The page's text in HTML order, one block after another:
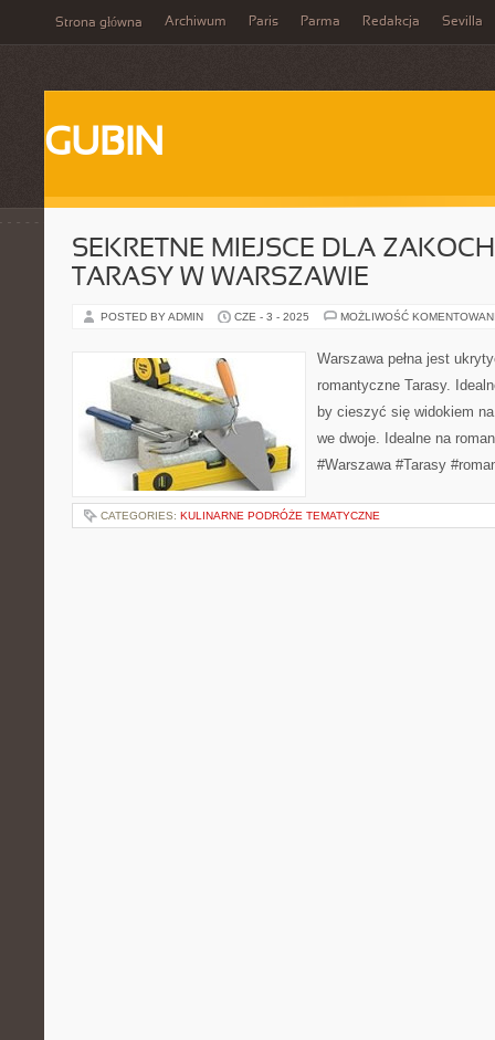
Strona główna Archiwum Paris Parma Redakcja Sevilla
GUBIN
SEKRETNE MIEJSCE DLA
TARASY W WARSZAWIE
POSTED BY ADMIN CZE - 3 - 2025 MOŻLIWOŚĆ
Warszawa pełna jest
romantyczne Tarasy.
by cieszyć się widokiem
we dwoje. Idealne na
#Warszawa #Tarasy
CATEGORIES: KULINARNE PODRÓŻE TEMATYCZNE